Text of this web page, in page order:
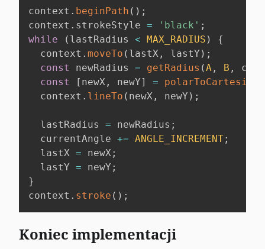
context . beginPath ( ) ;
context . strokeStyle = 'black' ;
while
( lastRadius < MAX_RADIUS )
{
  context
. moveTo ( lastX , lastY ) ;
const
newRadius = getRadius (A , B ,
const
[ newX , newY] = polarToCartesian
  context
. lineTo ( newX , newY ) ;
  lastRadius
= newRadius ;
  currentAngle
+= ANGLE_INCREMENT;
  lastX
= newX;
  lastY
= newY ;
}
context . stroke ( ) ;
Koniec implementacji